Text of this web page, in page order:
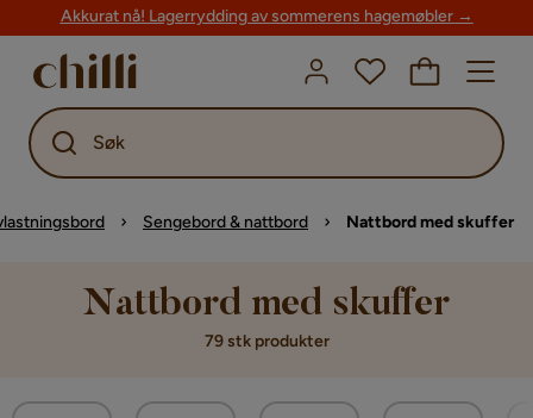
Akkurat nå! Lagerrydding av sommerens hagemøbler →
Søk
Sengebord & nattbord Nattbord med skuffer
Nattbord med skuffer
79 stk produkter